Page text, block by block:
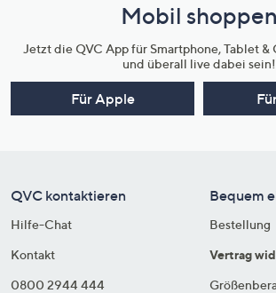
Mobil shoppen
Jetzt die QVC App für Smartphone, Tablet &
und überall live dabei sein!
Für Apple
QVC kontaktieren
Hilfe-Chat
Kontakt
0800 2944 444
Bequem
Bestellung
Vertrag